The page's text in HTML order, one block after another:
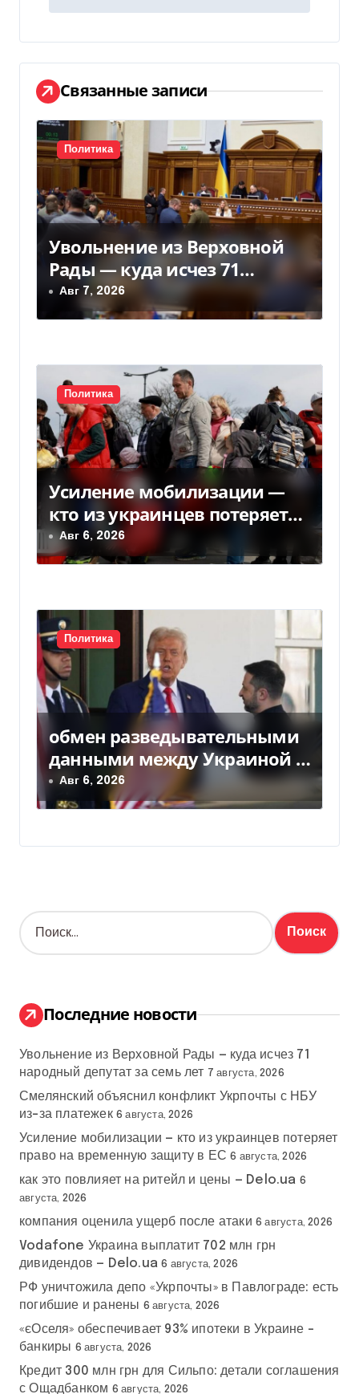
а
ц
и
я
п
о
з
а
п
и
с
я
м
Связанные записи
Политика
Увольнение из Верховной
Рады — куда исчез 71
народный депутат за семь
лет
Авг 7, 2026
Политика
Усиление мобилизации —
кто из украинцев потеряет
право на временную защиту
в ЕС
Авг 6, 2026
Политика
обмен разведывательными
данными между Украиной и
США значительно вырос, —
Politico
Авг 6, 2026
Н
а
:
Последние новости
Увольнение из Верховной Рады — куда исчез 71
народный депутат за семь лет 7 августа, 2026
Смелянский объяснил конфликт Укрпочты с НБУ
из-за платежек 6 августа, 2026
Усиление мобилизации — кто из украинцев потеряет
право на временную защиту в ЕС 6 августа, 2026
как это повлияет на ритейл и цены — Delo.ua 6
августа, 2026
компания оценила ущерб после атаки 6 августа, 2026
Vodafone Украина выплатит 702 млн грн
дивидендов — Delo.ua 6 августа, 2026
РФ уничтожила депо «Укрпочты» в Павлограде: есть
погибшие и ранены 6 августа, 2026
«єОселя» обеспечивает 93% ипотеки в Украине –
банкиры 6 августа, 2026
Кредит 300 млн грн для Сильпо: детали соглашения
с Ощадбанком 6 августа, 2026